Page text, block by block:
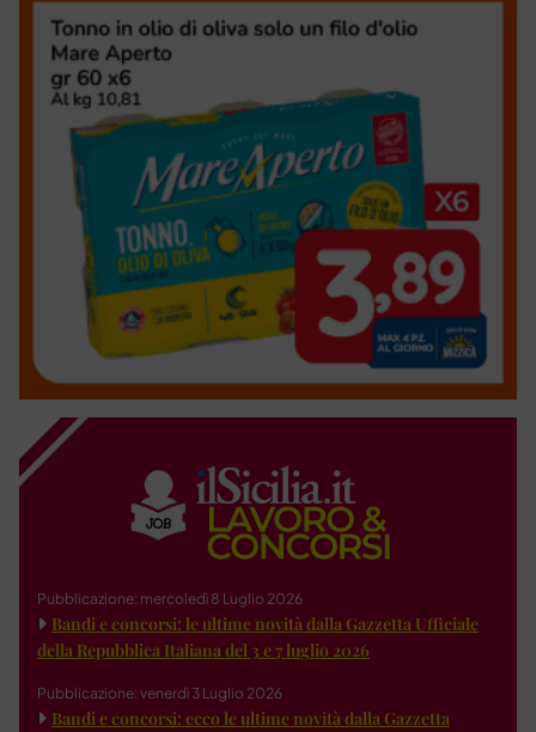
Pubblicazione: mercoledì 8 Luglio 2026
Bandi e concorsi: le ultime novità dalla Gazzetta Ufficiale
della Repubblica Italiana del 3 e 7 luglio 2026
Pubblicazione: venerdì 3 Luglio 2026
Bandi e concorsi: ecco le ultime novità dalla Gazzetta